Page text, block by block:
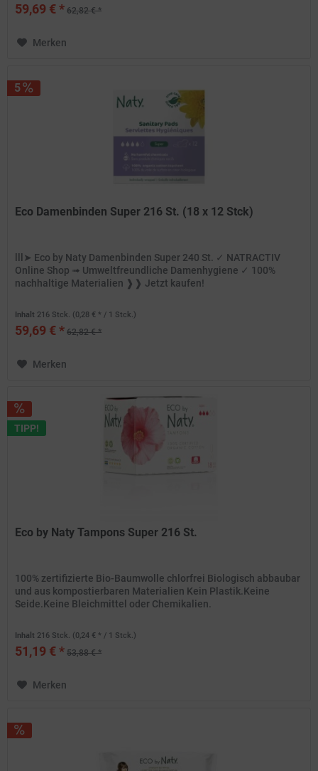
59,69 € * 62,82 € *
Merken
5
Eco Damenbinden Super 216 St. (18 x 12 Stck)
lll➤ Eco by Naty Damenbinden Super 240 St. ✓ NATRACTIV
Online Shop ➟ Umweltfreundliche Damenhygiene ✓ 100%
nachhaltige Materialien ❱❱ Jetzt kaufen!
Inhalt 216 Stck. (0,28 € * / 1 Stck.)
59,69 € * 62,82 € *
Merken
TIPP!
Eco by Naty Tampons Super 216 St.
100% zertifizierte Bio-Baumwolle chlorfrei Biologisch abbaubar
und aus kompostierbaren Materialien Kein Plastik.Keine
Seide.Keine Bleichmittel oder Chemikalien.
Inhalt 216 Stck. (0,24 € * / 1 Stck.)
51,19 € * 53,88 € *
Merken